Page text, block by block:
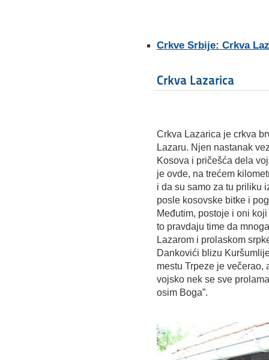
Crkve Srbije: Crkva
Crkva Lazarica
Crkva Lazarica je crkva
Lazaru. Njen nastanak
Kosova i pričešća dela
je ovde, na trećem
i da su samo za tu priliku
posle kosovske bitke i
Međutim, postoje i oni
to pravdaju time da
Lazarom i prolaskom
Dankovići blizu
mestu Trpeze je večerao,
vojsko nek se sve
osim Boga”.